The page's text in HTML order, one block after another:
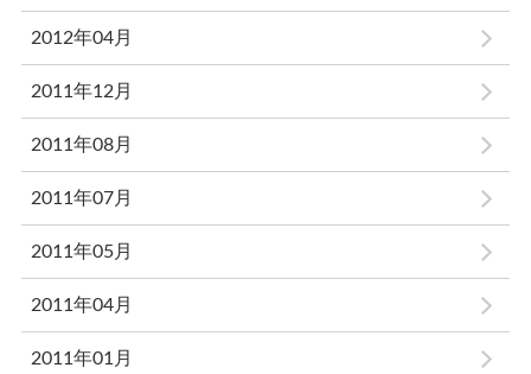
2012年04月
2011年12月
2011年08月
2011年07月
2011年05月
2011年04月
2011年01月